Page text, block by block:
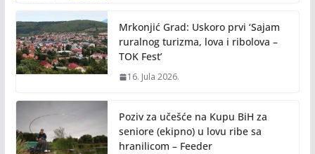
Mrkonjić Grad: Uskoro prvi ‘Sajam
ruralnog turizma, lova i ribolova –
TOK Fest’
16. Jula 2026.
Poziv za učešće na Kupu BiH za
seniore (ekipno) u lovu ribe sa
hranilicom – Feeder